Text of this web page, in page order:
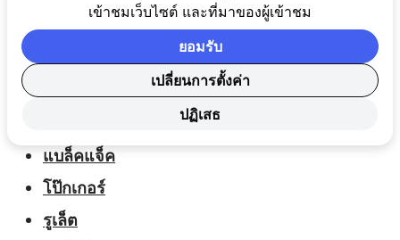
Crazy Time จาก Evolution Gaming
แบล็คแจ็ค
โป๊กเกอร์
รูเล็ต
เข้าชมเว็บไซต์ และที่มาของผู้เข้าชม
เปลี่ยนการตั้งค่า
ปฏิเสธ
ยอมรับ